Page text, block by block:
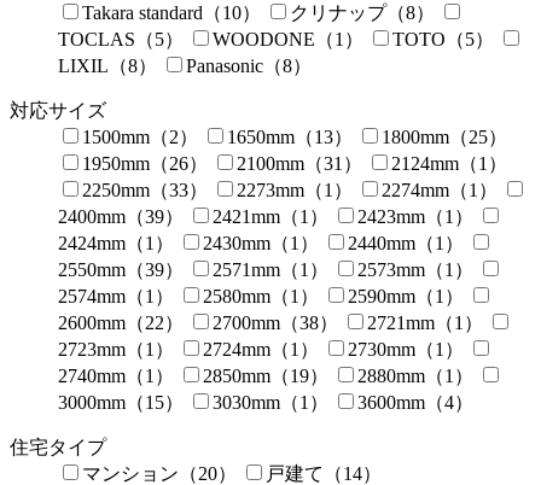
Takara standard（10）
クリナップ（8）
TOCLAS（5）
WOODONE（1）
TOTO（5）
LIXIL（8）
Panasonic（8）
対応サイズ
1500mm（2）
1650mm（13）
1800mm（25）
1950mm（26）
2100mm（31）
2124mm（1）
2250mm（33）
2273mm（1）
2274mm（1）
2400mm（39）
2421mm（1）
2423mm（1）
2424mm（1）
2430mm（1）
2440mm（1）
2550mm（39）
2571mm（1）
2573mm（1）
2574mm（1）
2580mm（1）
2590mm（1）
2600mm（22）
2700mm（38）
2721mm（1）
2723mm（1）
2724mm（1）
2730mm（1）
2740mm（1）
2850mm（19）
2880mm（1）
3000mm（15）
3030mm（1） 3600mm（4）
住宅タイプ
マンション（20）
戸建て（14）